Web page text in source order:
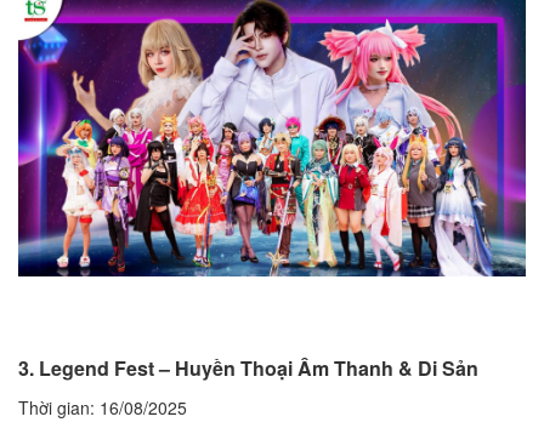
3. Legend Fest – Huyền Thoại Âm Thanh & Di Sản
Thời gian: 16/08/2025